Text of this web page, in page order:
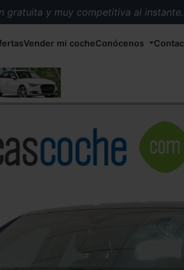
y muy competitiva al instante.
conductores satisfechos.
el coche que tu quieras.
en cualquier parte de España.
tu coche. Pago inmediato.
Vender mi cocheConócenos